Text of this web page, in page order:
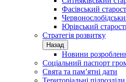
Фасівський
Юрівський
Стратегія розвитку
Назад
Новини
Соціальний паспорт
Свята та пам’ятні дати
Територіальні